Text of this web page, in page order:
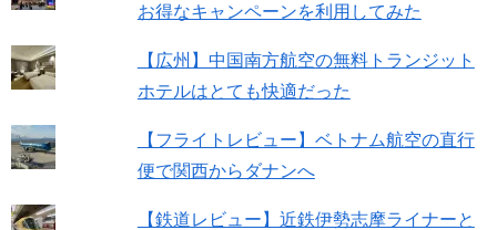
お得なキャンペーンを利用してみた
【広州】中国南方航空の無料トランジット
ホテルはとても快適だった
【フライトレビュー】ベトナム航空の直行
便で関西からダナンへ
【鉄道レビュー】近鉄伊勢志摩ライナーと